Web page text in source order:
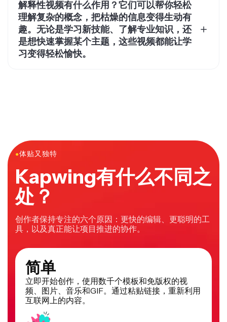
来定。你需要考虑目标受众、主题的复杂程度，以及你打
算在哪些平台和渠道分享内容。对于复杂的主题和面向企
业的受众，可能需要更长的解释性视频，而面向消费者的
受众和社交媒体分享则更适合短一点的视频。
理解复杂的概念，把枯燥的信息变得生动有
趣。无论是学习新技能、了解专业知识，还
是想快速掌握某个主题，这些视频都能让学
习变得轻松愉快。
●体贴又独特
Kapwing有什么不同之
处？
具，以及真正能让项目推进的协作。
简单
立即开始创作，使用数千个模板和免版权的视
频、图片、音乐和GIF。通过粘贴链接，重新利用
互联网上的内容。